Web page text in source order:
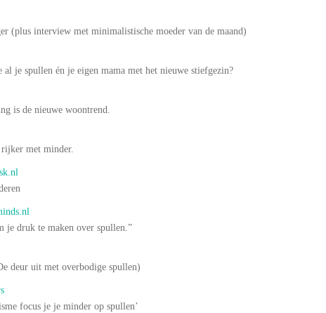
(plus interview met minimalistische moeder van de maand)
je spullen én je eigen mama met het nieuwe stiefgezin?
is de nieuwe woontrend.
met minder.
je druk te maken over spullen.”
deur uit met overbodige spullen)
focus je je minder op spullen’